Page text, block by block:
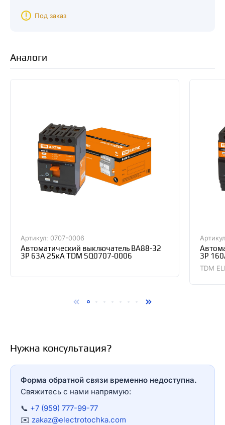
Под заказ
Аналоги
Артикул: 0707-0006
Автоматический выключатель ВА88-32
3Р 63А 25кА TDM SQ0707-0006
3Р
TDM
Нужна консультация?
Форма обратной связи временно недоступна.
Свяжитесь с нами напрямую:
📞 +7 (959) 777-99-77
✉️ zakaz@electrotochka.com